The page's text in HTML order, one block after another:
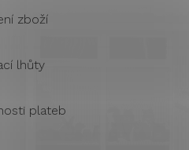
zboží
lhůty
plateb